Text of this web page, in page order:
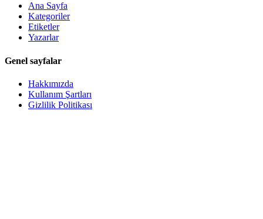
Ana Sayfa
Kategoriler
Etiketler
Yazarlar
Genel sayfalar
Hakkımızda
Kullanım Şartları
Gizlilik Politikası